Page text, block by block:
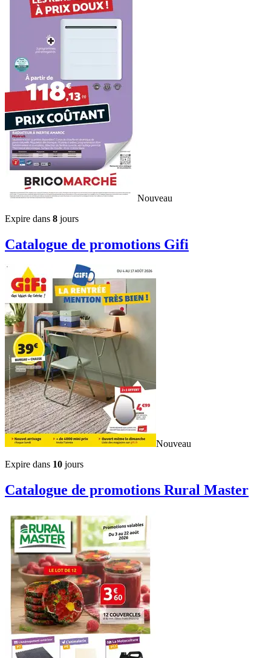
Nouveau
Expire dans 8 jours
Catalogue de promotions Gifi
Nouveau
Expire dans 10 jours
Catalogue de promotions Rural Master